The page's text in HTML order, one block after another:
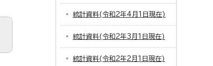
統計資料(令和2年4月1日現在)
統計資料(令和2年3月1日現在)
統計資料(令和2年2月1日現在)